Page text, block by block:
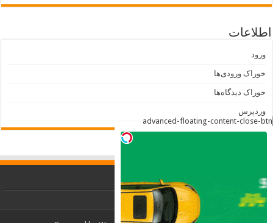
اطلاعات
ورود
خوراک ورودی‌ها
خوراک دیدگاه‌ها
وردپرس